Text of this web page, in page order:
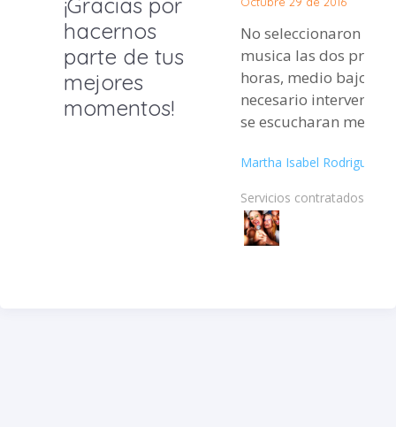
¡Gracias por
hacernos
parte de tus
mejores
momentos!
No seleccionaron
musica las dos
horas, medio bajo de
necesario intervenir
se escucharan mejor
Martha Isabel Rodriguez
Servicios contratados: